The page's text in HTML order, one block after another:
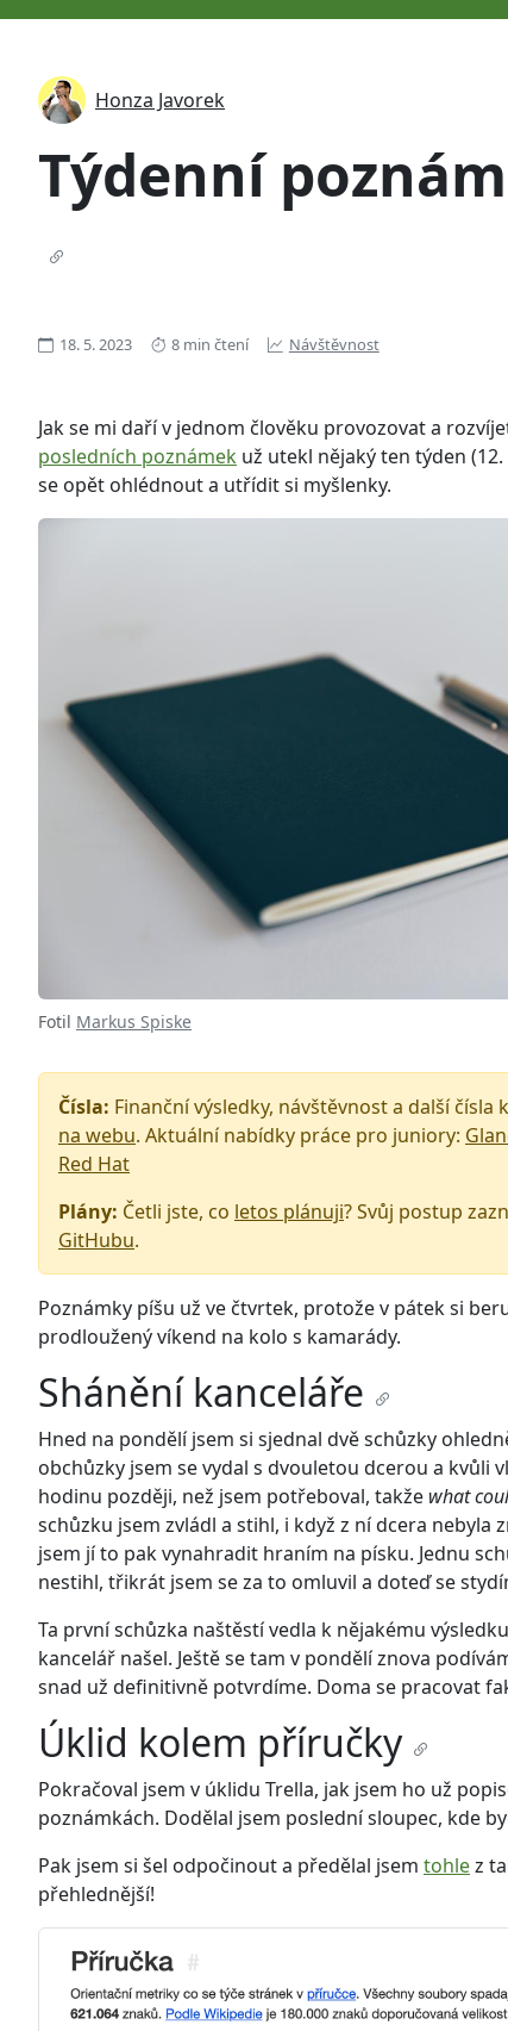
Honza Javorek
Týdenní
18. 5. 2023 8 min čtení Návštěvnost
Jak se mi daří v jednom člověku provozovat a
posledních poznámek už utekl nějaký ten týden (12.
se opět ohlédnout a utřídit si myšlenky.
Fotil Markus Spiske
Čísla: Finanční výsledky, návštěvnost a další čísla
na webu. Aktuální nabídky práce pro juniory:
Red Hat
Plány: Četli jste, co letos plánuji? Svůj postup
GitHubu.
Poznámky píšu už ve čtvrtek, protože v pátek si
prodloužený víkend na kolo s kamarády.
Shánění kanceláře
Hned na pondělí jsem si sjednal dvě schůzky
obchůzky jsem se vydal s dvouletou dcerou a kvůli
hodinu později, než jsem potřeboval, takže what
schůzku jsem zvládl a stihl, i když z ní dcera nebyla
jsem jí to pak vynahradit hraním na písku. Jednu
nestihl, třikrát jsem se za to omluvil a doteď se
Ta první schůzka naštěstí vedla k nějakému
kancelář našel. Ještě se tam v pondělí znova
snad už definitivně potvrdíme. Doma se pracovat
Úklid kolem příručky
Pokračoval jsem v úklidu Trella, jak jsem ho už
poznámkách. Dodělal jsem poslední sloupec, kde
Pak jsem si šel odpočinout a předělal jsem tohlez
přehlednější!